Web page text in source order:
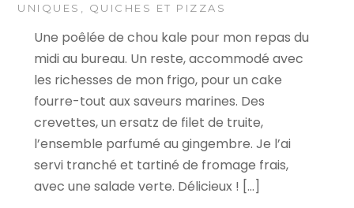
UNIQUES , QUICHES ET PIZZAS
Une poêlée de chou kale pour mon repas du
midi au bureau. Un reste, accommodé avec
les richesses de mon frigo, pour un cake
fourre-tout aux saveurs marines. Des
crevettes, un ersatz de filet de truite,
l’ensemble parfumé au gingembre. Je l’ai
servi tranché et tartiné de fromage frais,
avec une salade verte. Délicieux ! […]